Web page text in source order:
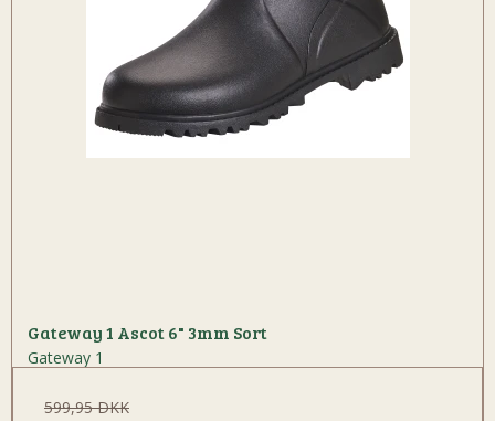
Gateway 1 Ascot 6" 3mm Sort
Gateway 1
599,95 DKK